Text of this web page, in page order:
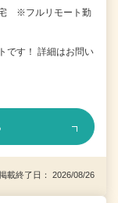
宅 ※フルリモート勤
です！ 詳細はお問い
終了日： 2026/08/26